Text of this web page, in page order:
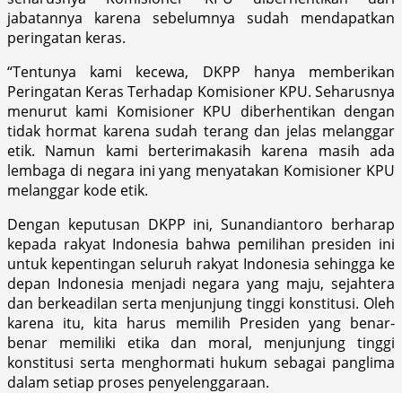
jabatannya karena sebelumnya sudah mendapatkan
peringatan keras.
“Tentunya kami kecewa, DKPP hanya memberikan
Peringatan Keras Terhadap Komisioner KPU. Seharusnya
menurut kami Komisioner KPU diberhentikan dengan
tidak hormat karena sudah terang dan jelas melanggar
etik. Namun kami berterimakasih karena masih ada
lembaga di negara ini yang menyatakan Komisioner KPU
melanggar kode etik.
Dengan keputusan DKPP ini, Sunandiantoro berharap
kepada rakyat Indonesia bahwa pemilihan presiden ini
untuk kepentingan seluruh rakyat Indonesia sehingga ke
depan Indonesia menjadi negara yang maju, sejahtera
dan berkeadilan serta menjunjung tinggi konstitusi. Oleh
karena itu, kita harus memilih Presiden yang benar-
benar memiliki etika dan moral, menjunjung tinggi
konstitusi serta menghormati hukum sebagai panglima
dalam setiap proses penyelenggaraan.